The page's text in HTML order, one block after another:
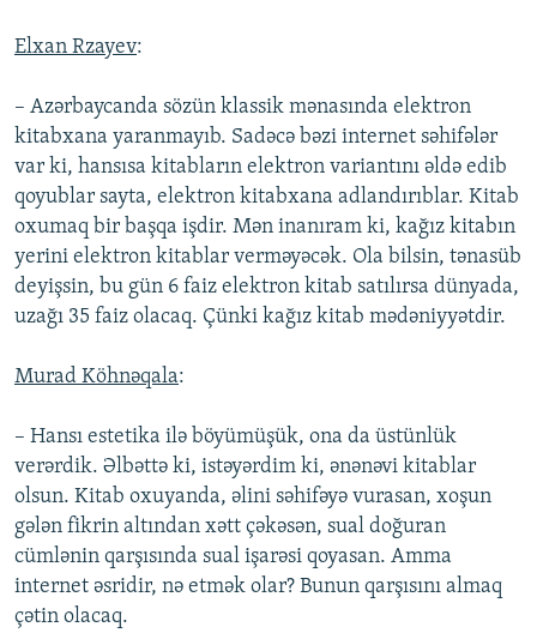
Elxan Rzayev:
– Azərbaycanda sözün klassik mənasında elektron
kitabxana yaranmayıb. Sadəcə bəzi internet səhifələr
var ki, hansısa kitabların elektron variantını əldə edib
qoyublar sayta, elektron kitabxana adlandırıblar. Kitab
oxumaq bir başqa işdir. Mən inanıram ki, kağız kitabın
yerini elektron kitablar verməyəcək. Ola bilsin, tənasüb
deyişsin, bu gün 6 faiz elektron kitab satılırsa dünyada,
uzağı 35 faiz olacaq. Çünki kağız kitab mədəniyyətdir.
Murad Köhnəqala:
– Hansı estetika ilə böyümüşük, ona da üstünlük
verərdik. Əlbəttə ki, istəyərdim ki, ənənəvi kitablar
olsun. Kitab oxuyanda, əlini səhifəyə vurasan, xoşun
gələn fikrin altından xətt çəkəsən, sual doğuran
cümlənin qarşısında sual işarəsi qoyasan. Amma
internet əsridir, nə etmək olar? Bunun qarşısını almaq
çətin olacaq.